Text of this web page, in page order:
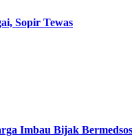
Sopir Tewas
Imbau Bijak Bermedsos